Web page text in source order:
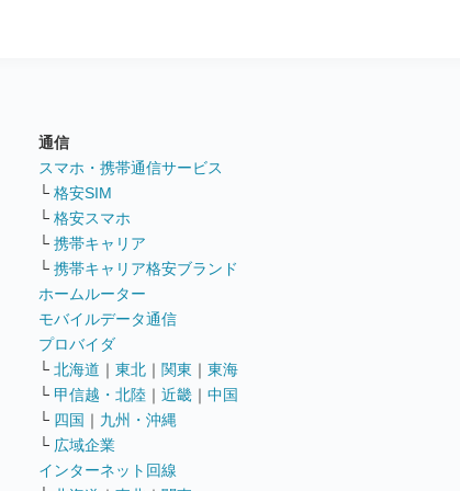
通信
スマホ・携帯通信サービス
└ 格安SIM
└ 格安スマホ
└ 携帯キャリア
└ 携帯キャリア格安ブランド
ホームルーター
モバイルデータ通信
プロバイダ
└ 北海道 ｜ 東北 ｜ 関東 ｜ 東海
└ 甲信越・北陸 ｜ 近畿 ｜ 中国
└ 四国 ｜ 九州・沖縄
└ 広域企業
インターネット回線